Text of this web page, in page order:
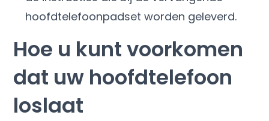
hoofdtelefoonpadset worden geleverd.
Hoe u kunt voorkomen
dat uw hoofdtelefoon
loslaat